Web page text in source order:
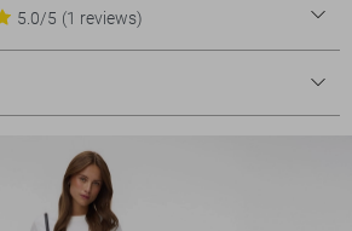
5.0/5 (1 reviews)